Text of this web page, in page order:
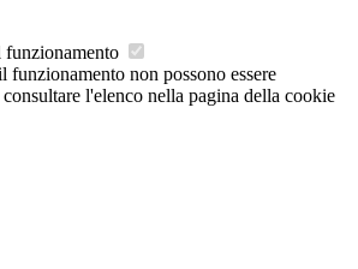
funzionamento
funzionamento non possono essere
l'elenco nella pagina della cookie